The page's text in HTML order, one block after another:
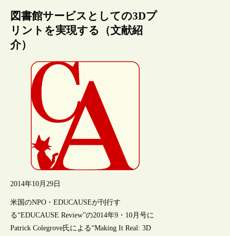
図書館サービスとしての3Dプ
リントを実現する（文献紹
介）
2014年10月29日
米国のNPO・EDUCAUSEが刊行す
る“EDUCAUSE Review”の2014年9・10月号に
Patrick Colegrove氏による“Making It Real: 3D